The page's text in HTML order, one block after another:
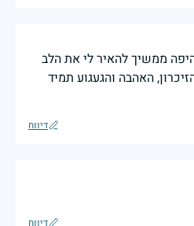
ממשיך להאיר לי את הלב
האהבה והגעגוע תמיד
דיווח
דיווח